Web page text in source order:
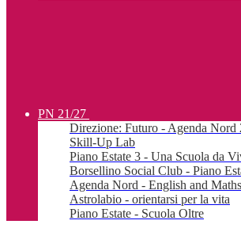
PN 21/27
Direzione: Futuro - Agenda Nord
Skill-Up Lab
Piano Estate 3 - Una Scuola da
Borsellino Social Club - Piano
Agenda Nord - English and
Astrolabio - orientarsi per la vita
Piano Estate - Scuola Oltre